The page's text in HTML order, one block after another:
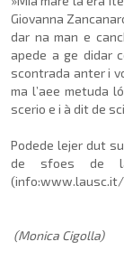
Giovanna
dar na man e
apede a ge didar
scontrada anter i
ma l’aee metuda
scerio e i à dit de
Podede lejer dut
de sfoes de
(info:www.lausc.it/
(Monica Cigolla)